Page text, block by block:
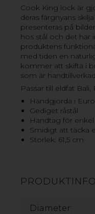
Cook King lock är
deras färgnyans
presenteras på
hos stål och det har
produktens
med tiden en
kommer att skifta i
som är
Passar till eldfat
Handgjorda i
Gediget råstål
Handtag för
Smidigt att täcka
Storlek: 61,5 cm
Diameter:
ELDFAT BALI